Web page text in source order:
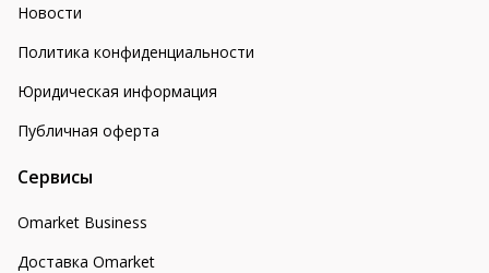
Новости
Политика конфиденциальности
Юридическая информация
Публичная оферта
Сервисы
Omarket Business
Доставка Omarket